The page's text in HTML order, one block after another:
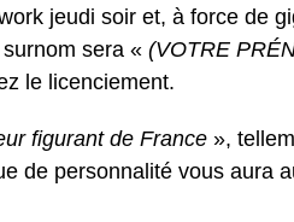
jeudi soir et, à force de
sera « (VOTRE
le licenciement.
figurant de France »,
de personnalité vous aura